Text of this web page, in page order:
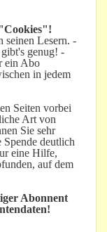
seinen Lesern. -
genug! -
ein Abo
in jedem
Seiten vorbei
Art von
Sie sehr
deutlich
eine Hilfe,
auf dem
Abonnent